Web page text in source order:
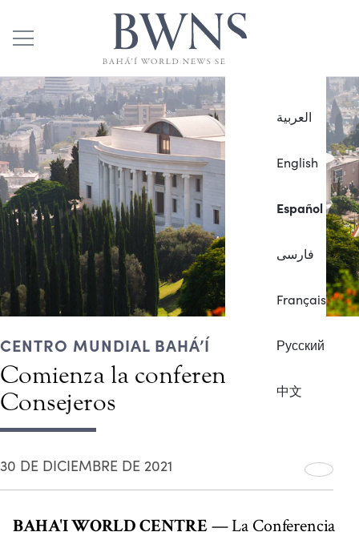
العربية
English
Español
فارسی
Français
Русский
中文
CENTRO MUNDIAL BAHÁ’Í
Comienza la conferencia de los
Consejeros
30 DE DICIEMBRE DE 2021
BAHA'I WORLD CENTRE— La Conferencia